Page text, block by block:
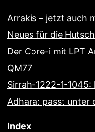
Arrakis – jetzt auch
Neues für die
Der Core-i mit LPT
QM77
Sirrah-1222-1-
Adhara: passt unter
Index